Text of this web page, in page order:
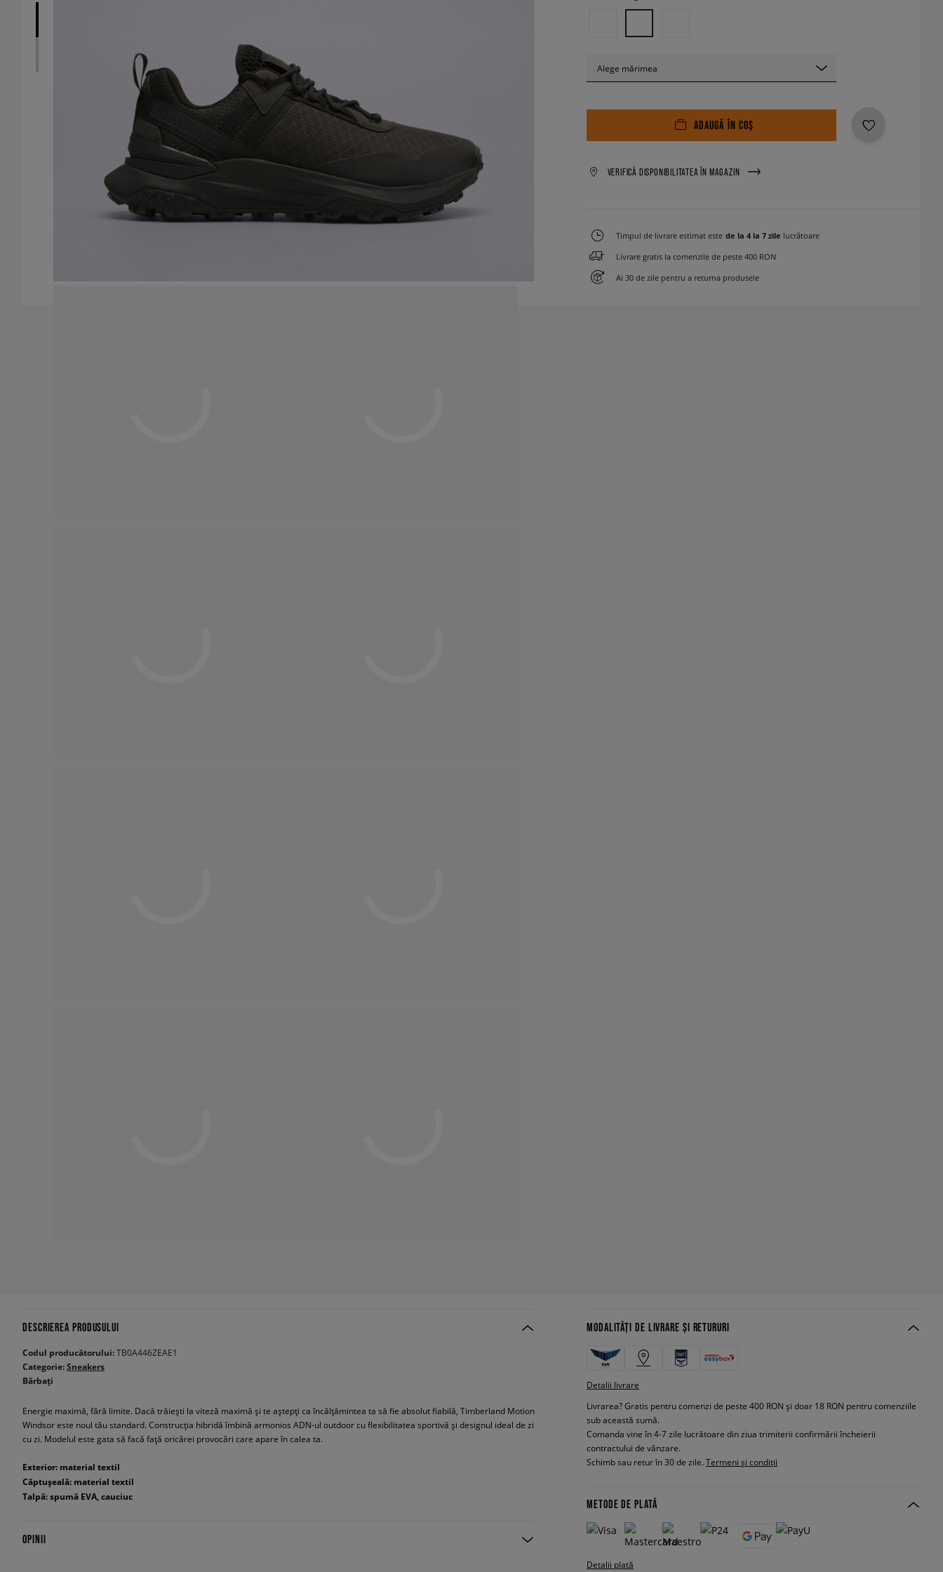
Alege mărimea
ADAUGĂ ÎN COȘ
VERIFICĂ DISPONIBILITATEA ÎN MAGAZIN
Timpul de livrare estimat este de la 4 la 7 zile lucrătoare
Livrare gratis la comenzile de peste 400 RON
Ai 30 de zile pentru a returna produsele
DESCRIEREA PRODUSULUI
Codul producătorului:TB0A446ZEAE1
Categorie:Sneakers
Bărbați
Energie maximă, fără limite. Dacă trăiești la viteză maximă și te aștepți ca încălțămintea ta să fie absolut fiabilă, Timberland Motion
Windsor este noul tău standard. Construcția hibridă îmbină armonios ADN-ul outdoor cu flexibilitatea sportivă și designul ideal de zi
cu zi. Modelul este gata să facă față oricărei provocări care apare în calea ta.
Exterior: material textil
Căptușeală: material textil
Talpă: spumă EVA, cauciuc
OPINII
MODALITĂȚI DE LIVRARE ȘI RETURURI
Detalii livrare
Livrarea? Gratis pentru comenzi de peste 400 RON și doar 18 RON pentru comenziile
sub această sumă.
Comanda vine în 4-7 zile lucrătoare din ziua trimiterii confirmării încheierii
contractului de vânzare.
Schimb sau retur în 30 de zile. Termeni și condiții
METODE DE PLATĂ
Detalii plată